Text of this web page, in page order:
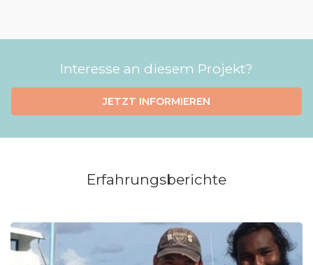
Interesse an diesem Projekt?
JETZT INFORMIEREN
Erfahrungsberichte